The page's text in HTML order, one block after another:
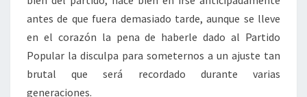
antes de que fuera demasiado tarde, aunque se lleve
en el corazón la pena de haberle dado al Partido
Popular la disculpa para someternos a un ajuste tan
brutal que será recordado durante varias
generaciones.